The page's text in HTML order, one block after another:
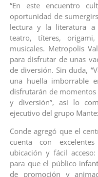
“En este encuentro
oportunidad de
lectura y la literatura a
teatro, títeres, origami,
musicales. Metropolis
para disfrutar de unas
de diversión. Sin duda,
una huella imborrable
disfrutarán de
y diversión”, así lo
ejecutivo del grupo
Conde agregó que el
cuenta con
ubicación y fácil
para que el público
de promoción y